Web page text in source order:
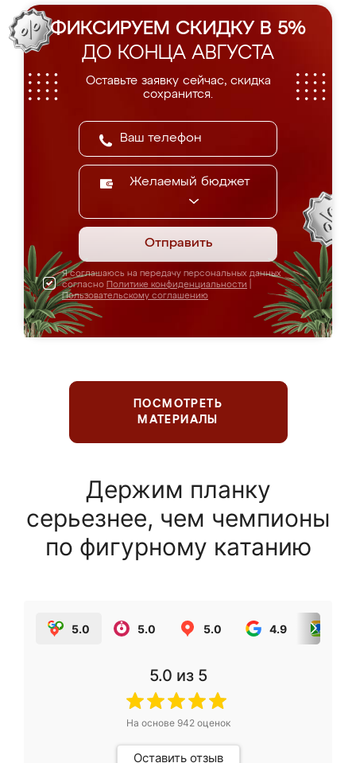
ФИКСИРУЕМ СКИДКУ В 5%
ДО КОНЦА АВГУСТА
Оставьте заявку сейчас, скидка
сохранится.
Желаемый бюджет
Отправить
Я соглашаюсь на передачу персональных данных
согласно Политике конфиденциальности
Пользовательскому соглашению
ПОСМОТРЕТЬ
МАТЕРИАЛЫ
Держим планку
серьезнее, чем чемпионы
по фигурному катанию
5.0 5.0 5.0 4.9
5.0 из 5
На основе 942оценок
Оставить отзыв